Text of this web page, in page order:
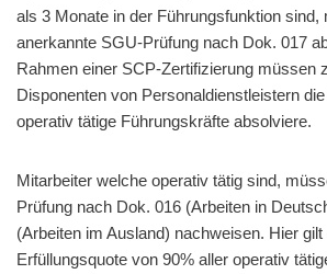
als 3 Monate in der Führungsfunktion sind,
anerkannte SGU-Prüfung nach Dok. 017
Rahmen einer SCP-Zertifizierung müssen
Disponenten von Personaldienstleistern
operativ tätige Führungskräfte absolviere.
Mitarbeiter welche operativ tätig sind,
Prüfung nach Dok. 016 (Arbeiten in
(Arbeiten im Ausland) nachweisen. Hier
Erfüllungsquote von 90% aller operativ